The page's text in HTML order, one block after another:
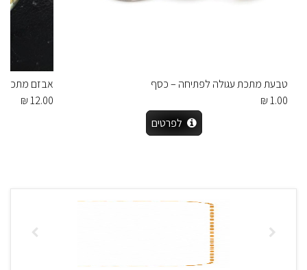
טבעת מתכת עגולה לפתיחה – כסף
1.00 ₪
לפרטים
אבזם מתכת
12.00 ₪